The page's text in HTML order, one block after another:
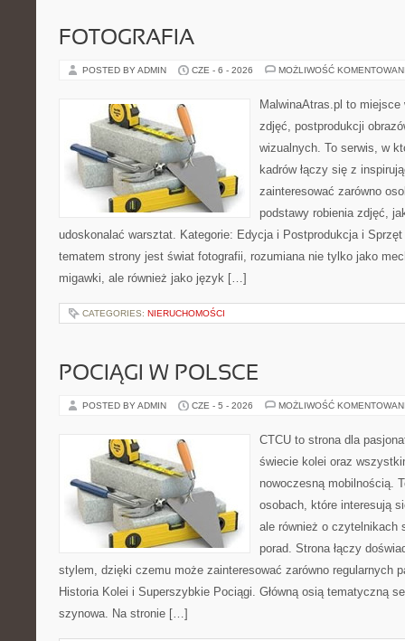
FOTOGRAFIA
POSTED BY ADMIN CZE - 6 - 2026 MOŻLIWOŚĆ
MalwinaAtras.pl to
zdjęć, postprodukcji
wizualnych. To serwis, w
kadrów łączy się z
zainteresować zarówno
podstawy robienia zdjęć,
udoskonalać warsztat. Kategorie: Edycja i Postprodukcja i Sprzęt
tematem strony jest świat fotografii, rozumiana nie tylko jako
migawki, ale również jako język […]
CATEGORIES: NIERUCHOMOŚCI
POCIĄGI W POLSCE
POSTED BY ADMIN CZE - 5 - 2026 MOŻLIWOŚĆ
CTCU to strona dla
świecie kolei oraz
nowoczesną mobilnością.
osobach, które interesują
ale również o czytelnikach
porad. Strona łączy
stylem, dzięki czemu może zainteresować zarówno regularnych
Historia Kolei i Superszybkie Pociągi. Główną osią tematyczną
szynowa. Na stronie […]